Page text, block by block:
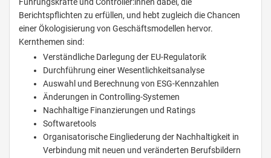
Berichtspflichten zu erfüllen, und hebt zugleich die Chancen
einer Ökologisierung von Geschäftsmodellen hervor.
Kernthemen sind:
Verständliche Darlegung der EU-Regulatorik
Durchführung einer Wesentlichkeitsanalyse
Auswahl und Berechnung von ESG-Kennzahlen
Änderungen in Controlling-Systemen
Nachhaltige Finanzierungen und Ratings
Softwaretools
Organisatorische Eingliederung der Nachhaltigkeit in
Verbindung mit neuen und veränderten Berufsbildern